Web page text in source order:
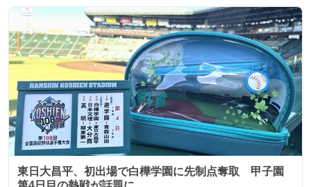
東日大昌平、初出場で白樺学園に先制点奪取 甲子園